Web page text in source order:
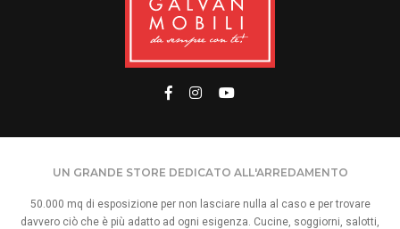
UN GRANDE STORE DEDICATO ALL'ARREDAMENTO
50.000 mq di esposizione per non lasciare nulla al caso e per trovare
davvero ciò che è più adatto ad ogni esigenza. Cucine, soggiorni, salotti,